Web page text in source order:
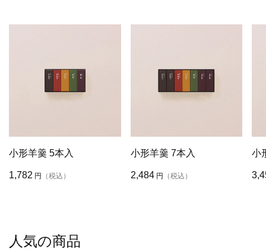
小形羊羹 5本入
1,782 円 （税込）
小形羊羹 7本入
2,484 円 （税込）
小
人気の商品